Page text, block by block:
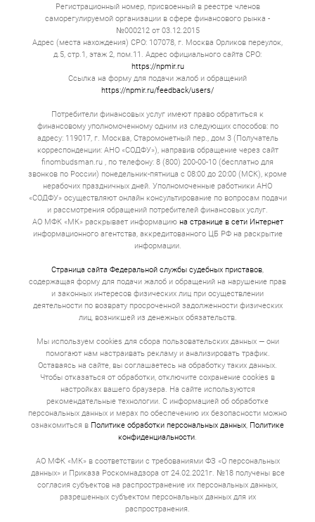
Регистрационный номер, присвоенный в реестре членов
саморегулируемой организации в сфере финансового рынка -
№000212 от 03.12.2015
Адрес (места нахождения) СРО: 107078, г. Москва Орликов переулок,
д.5, стр.1, этаж 2, пом.11. Адрес официального сайта СРО:
https://npmir.ru
Ссылка на форму для подачи жалоб и обращений
https://npmir.ru/feedback/users/
Потребители финансовых услуг имеют право обратиться к
финансовому уполномоченному одним из следующих способов: по
адресу: 119017, г. Москва, Старомонетный пер., дом 3 (Получатель
корреспонденции: АНО «СОДФУ»), направив обращение через сайт
finombudsman.ru , по телефону: 8 (800) 200-00-10 (бесплатно для
звонков по России) понедельник-пятница с 08:00 до 20:00 (МСК), кроме
нерабочих праздничных дней. Уполномоченные работники АНО
«СОДФУ» осуществляют онлайн консультирование по вопросам подачи
и рассмотрения обращений потребителей финансовых услуг.
АО МФК «МК» раскрывает информацию на странице в сети Интернет
информационного агентства, аккредитованного ЦБ РФ на раскрытие
информации.
Страница сайта Федеральной службы судебных приставов,
содержащая форму для подачи жалоб и обращений на нарушение прав
и законных интересов физических лиц при осуществлении
деятельности по возврату просроченной задолженности физических
лиц, возникшей из денежных обязательств.
Мы используем cookies для сбора пользовательских данных — они
помогают нам настраивать рекламу и анализировать трафик.
Оставаясь на сайте, вы соглашаетесь на обработку таких данных.
Чтобы отказаться от обработки, отключите сохранение cookies в
настройках вашего браузера. На сайте используются
рекомендательные технологии. С информацией об обработке
персональных данных и мерах по обеспечению их безопасности можно
ознакомиться в Политике обработки персональных данных, Политике
конфиденциальности.
АО МФК «МК» в соответствии с требованиями ФЗ «О персональных
данных» и Приказа Роскомнадзора от 24.02.2021г. №18 получены все
согласия субъектов на распространение их персональных данных,
разрешенных субъектом персональных данных для их
распространения.